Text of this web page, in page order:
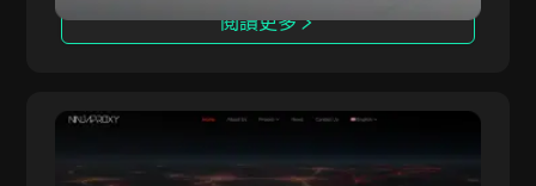
拉脱维亚
盧森堡
TamilYogi
在線活動。
閱讀更多
NinjaProxy
NinjaProxy 是一家受歡迎的服務提供商，已有超